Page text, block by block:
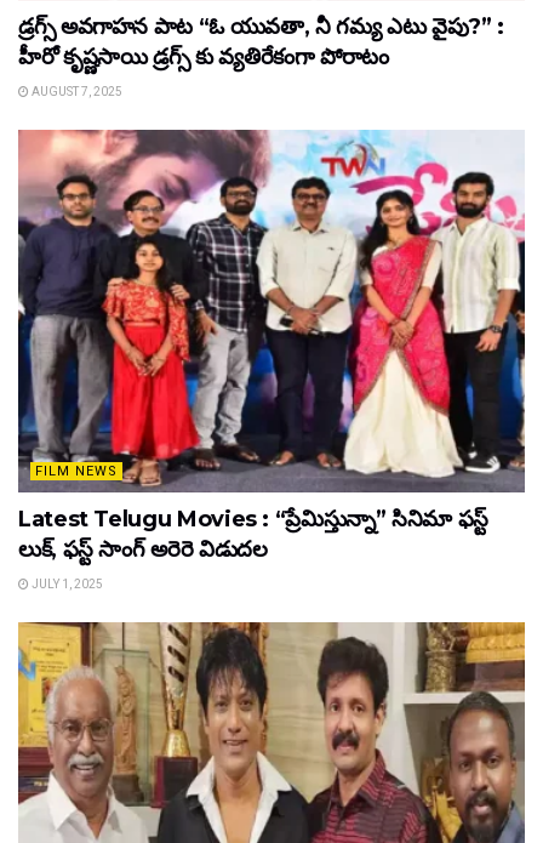
డ్రగ్స్ అవగాహన పాట “ఓ యువతా, నీ గమ్య ఎటు వైపు?” :
హీరో కృష్ణసాయి డ్రగ్స్ కు వ్యతిరేకంగా పోరాటం
AUGUST 7, 2025
FILM NEWS
Latest Telugu Movies : “ప్రేమిస్తున్నా” సినిమా ఫస్ట్
లుక్, ఫస్ట్ సాంగ్ అరెరె విడుదల
JULY 1, 2025